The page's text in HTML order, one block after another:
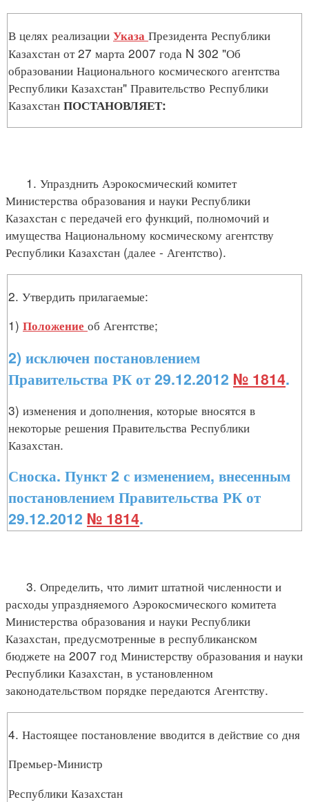
В целях реализации Указа Президента Республики
Казахстан от 27 марта 2007 года N 302 "Об
образовании Национального космического агентства
Республики Казахстан" Правительство Республики
Казахстан ПОСТАНОВЛЯЕТ:
1. Упразднить Аэрокосмический комитет
Министерства образования и науки Республики
Казахстан с передачей его функций, полномочий и
имущества Национальному космическому агентству
Республики Казахстан (далее - Агентство).
2. Утвердить прилагаемые:
1) Положение об Агентстве;
2) исключен постановлением
Правительства РК от 29.12.2012 № 1814.
3) изменения и дополнения, которые вносятся в
некоторые решения Правительства Республики
Казахстан.
Сноска. Пункт 2 с изменением, внесенным
постановлением Правительства РК от
29.12.2012 № 1814.
3. Определить, что лимит штатной численности и
расходы упраздняемого Аэрокосмического комитета
Министерства образования и науки Республики
Казахстан, предусмотренные в республиканском
бюджете на 2007 год Министерству образования и науки
Республики Казахстан, в установленном
законодательством порядке передаются Агентству.
4. Настоящее постановление вводится в действие со дня
Премьер-Министр
Республики Казахстан